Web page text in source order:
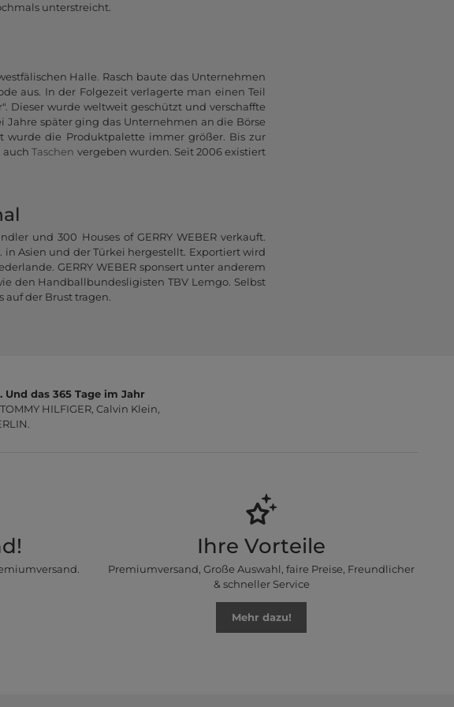
unterstreicht.
Halle. Rasch baute das Unternehmen
aus. In der Folgezeit verlagerte man einen Teil
Dieser wurde weltweit geschützt und verschaffte
Jahre später ging das Unternehmen an die Börse
wurde die Produktpalette immer größer. Bis zur
auchTaschen vergeben wurden. Seit 2006 existiert
und 300 Houses of GERRY WEBER verkauft.
Asien und der Türkei hergestellt. Exportiert wird
GERRY WEBER sponsert unter anderem
den Handballbundesligisten TBV Lemgo. Selbst
der Brust tragen.
das 365 Tage im Jahr
HILFIGER, Calvin Klein,
Ihre Vorteile
Premiumversand, Große Auswahl, faire Preise, Freundlicher
& schneller Service
Mehr dazu!